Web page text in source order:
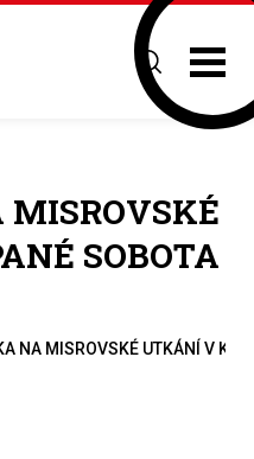
SOBOTA
NA MISROVSKÉ UTKÁNÍ V